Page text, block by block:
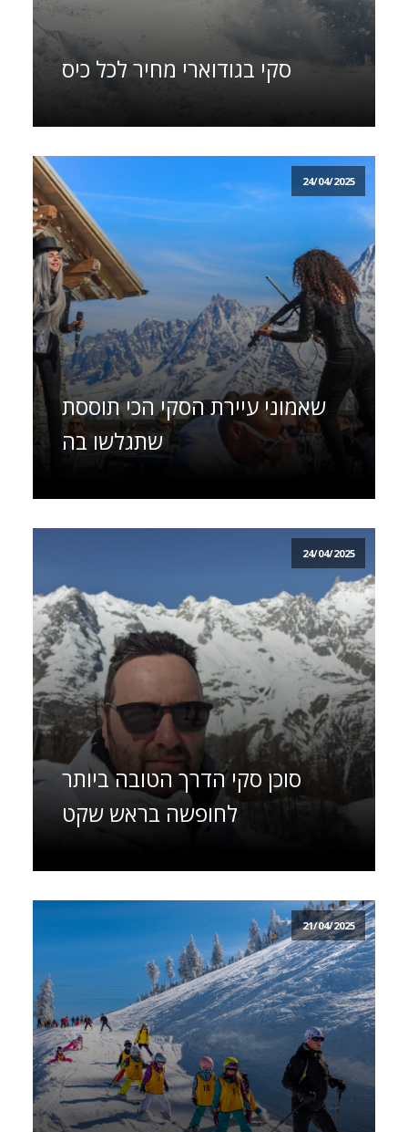
סקי בגודוארי מחיר לכל כיס
24/04/2025
שאמוני עיירת הסקי הכי תוססת
שתגלשו בה
24/04/2025
סוכן סקי הדרך הטובה ביותר
לחופשה בראש שקט
21/04/2025